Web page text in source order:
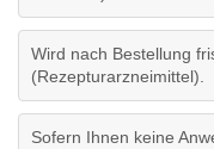
Wird nach Bestellung
(Rezepturarzneimittel).
Sofern Ihnen keine